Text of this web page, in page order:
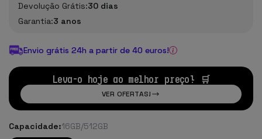
Devolução Grátis:30 dias
Garantia:3 anos
Envio grátis 24h a partir de 40 euros!
Leva-o hoje ao melhor preço! 🛒
VER OFERTAS!
Capacidade:16GB/512GB